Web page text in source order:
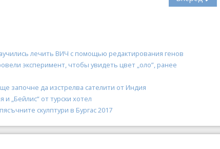
лечить ВИЧ с помощью редактирования генов
эксперимент, чтобы увидеть цвет „оло”, ранее
започне да изстрелва сателити от Индия
и „Бейлис“ от турски хотел
скулптури в Бургас 2017